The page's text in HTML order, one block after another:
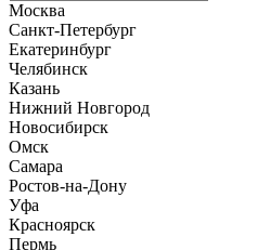
Москва
Санкт-Петербург
Екатеринбург
Челябинск
Казань
Нижний Новгород
Новосибирск
Омск
Самара
Ростов-на-Дону
Уфа
Красноярск
Пермь